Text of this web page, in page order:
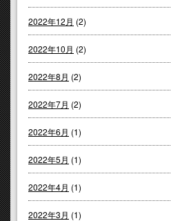
2022年12月 (2)
2022年10月 (2)
2022年8月 (2)
2022年7月 (2)
2022年6月 (1)
2022年5月 (1)
2022年4月 (1)
2022年3月 (1)